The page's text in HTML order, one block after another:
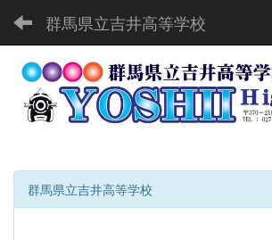
群馬県立吉井高等学校
群馬県立吉井高等学校